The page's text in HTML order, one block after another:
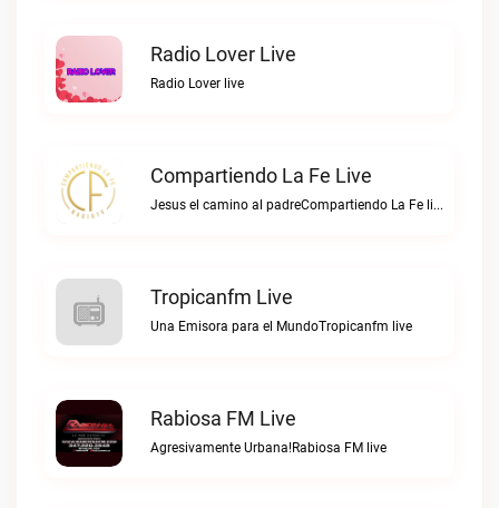
Radio Lover Live
Radio Lover live
Compartiendo La Fe Live
Jesus el camino al padreCompartiendo La Fe live
Tropicanfm Live
Una Emisora para el MundoTropicanfm live
Rabiosa FM Live
Agresivamente Urbana!Rabiosa FM live